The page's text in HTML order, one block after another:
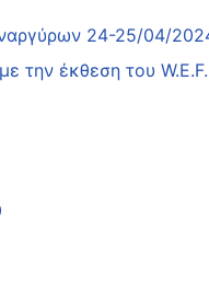
24-25/04/
την έκθεση του